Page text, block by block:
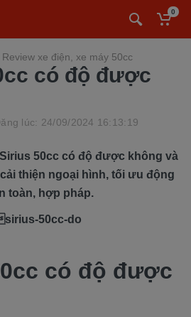
0
Review xe điện, xe máy 50cc
có độ được
lúc: 24/09/2024 16:13:19
50cc có độ được không và
thiện ngoại hình, tối ưu động
toàn, hợp pháp.
có độ được